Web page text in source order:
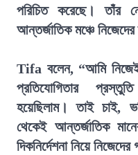
পরিচিত করেছে। তাঁর
আন্তর্জাতিক মঞ্চে
Tifa বলেন, “আমি
প্রতিযোগিতার
হয়েছিলাম। তাই চাই,
থেকেই আন্তর্জাতিক
দিকনির্দেশনা নিয়ে